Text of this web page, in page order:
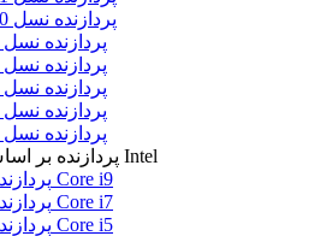
پردازنده نسل 10
پردازنده نسل 9
پردازنده نسل 8
پردازنده نسل 7
پردازنده نسل 6
پردازنده نسل 4
پردازنده بر اساس مدل Intel
پردازنده Core i9
پردازنده Core i7
پردازنده Core i5